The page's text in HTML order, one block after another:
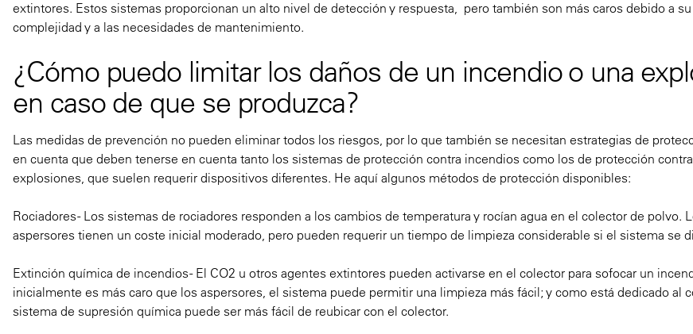
extintores. Estos sistemas proporcionan un alto nivel de detección y respuesta, pero también son más caros debido a
complejidad y a las necesidades de mantenimiento.
¿Cómo puedo limitar los daños de un incendio o una
en caso de que se produzca?
Las medidas de prevención no pueden eliminar todos los riesgos, por lo que también se necesitan estrategias de
en cuenta que deben tenerse en cuenta tanto los sistemas de protección contra incendios como los de protección contra
explosiones, que suelen requerir dispositivos diferentes. He aquí algunos métodos de protección disponibles:
Rociadores- Los sistemas de rociadores responden a los cambios de temperatura y rocían agua en el colector de polvo.
aspersores tienen un coste inicial moderado, pero pueden requerir un tiempo de limpieza considerable si el sistema se
Extinción química de incendios- El CO2 u otros agentes extintores pueden activarse en el colector para sofocar un
inicialmente es más caro que los aspersores, el sistema puede permitir una limpieza más fácil; y como está dedicado al
sistema de supresión química puede ser más fácil de reubicar con el colector.